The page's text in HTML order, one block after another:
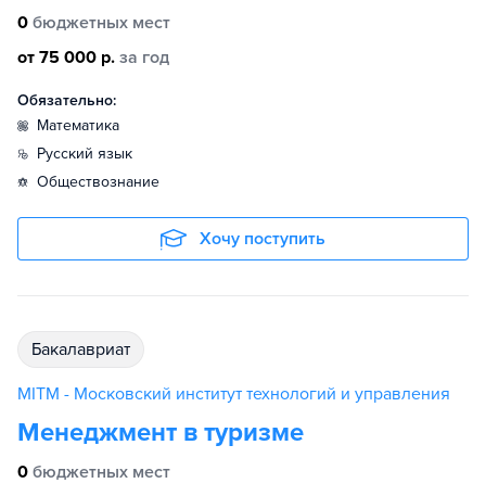
0 бюджетных мест
от 75 000 р. за год
Обязательно:
математика
русский язык
обществознание
Хочу поступить
бакалавриат
MITM - Московский институт технологий и управления
Менеджмент в туризме
0 бюджетных мест